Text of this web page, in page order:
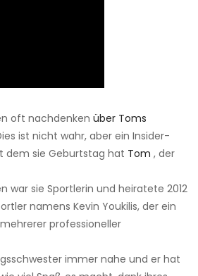
oft nachdenken über Toms
ist nicht wahr, aber ein Insider-
dem sie Geburtstag hat Tom , der
war sie Sportlerin und heiratete 2012
namens Kevin Youkilis, der ein
professioneller
immer nahe und er hat